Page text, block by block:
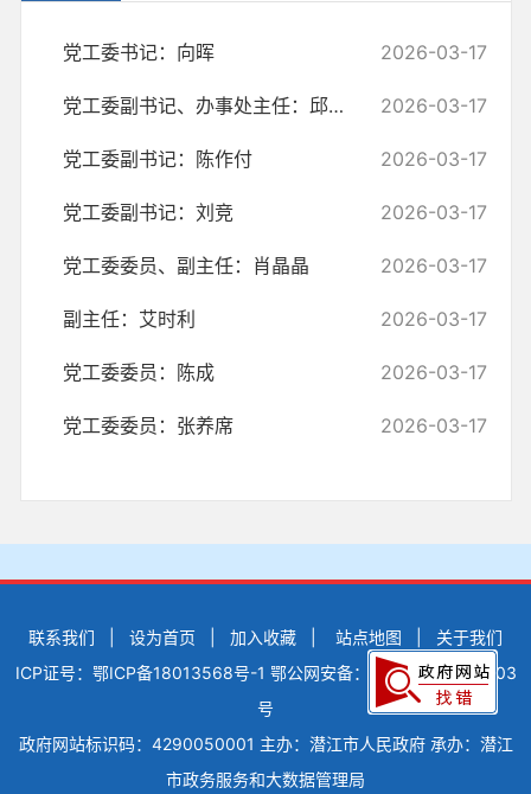
党工委书记：向晖 2026-03-17
党工委副书记、办事处主任：邱先俊 2026-03-17
党工委副书记：陈作付 2026-03-17
党工委副书记：刘竞 2026-03-17
党工委委员、副主任：肖晶晶 2026-03-17
副主任：艾时利 2026-03-17
党工委委员：陈成 2026-03-17
党工委委员：张养席 2026-03-17
联系我们 设为首页 加入收藏 站点地图
关于我们
ICP证号：鄂ICP备18013568号-1 鄂公网安备：42900502000503
号
政府网站标识码：4290050001 主办：潜江市人民政府 承办：潜江
市政务服务和大数据管理局